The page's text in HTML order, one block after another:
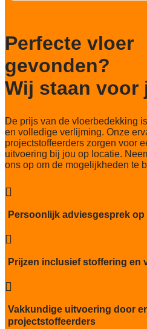
231280 noppen/m2
4000 gr/m2
Lichtechtheid NF EN ISO
5-6/8
Slijtvastheid NF EN 1307
klasse 33 LC 1+ Rolstoel A
Thermische weerstand
0,15 m²C° / W
Brandwerend
A7BE310F
Project gebruik
Perfecte vloer
gevonden?
Wij staan voor
De prijs van de vloerbedekking
en volledige verlijming. Onze
projectstoffeerders zorgen voor
uitvoering bij jou op locatie.
ons op om de mogelijkheden te

Persoonlijk adviesgesprek op

Prijzen inclusief stoffering en

Vakkundige uitvoering door
projectstoffeerders